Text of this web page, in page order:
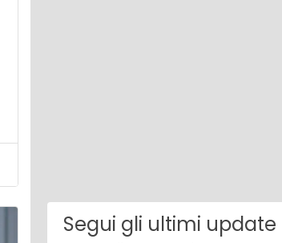
Segui gli ultimi update